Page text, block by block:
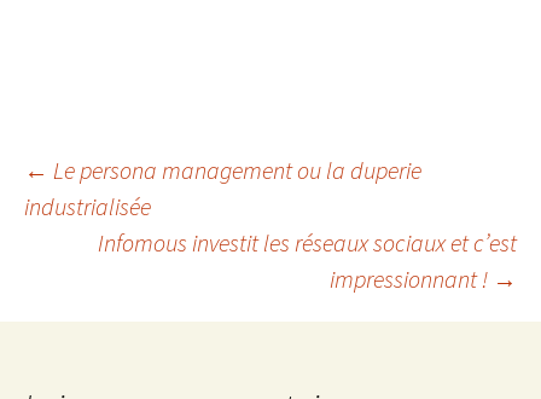
Navigation
articles
← Le persona management ou la duperie
industrialisée
Infomous investit les réseaux sociaux et c’est
impressionnant ! →